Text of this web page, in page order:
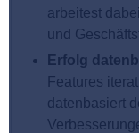
arbeitest
und
Erfolg
Features
datenbasiert